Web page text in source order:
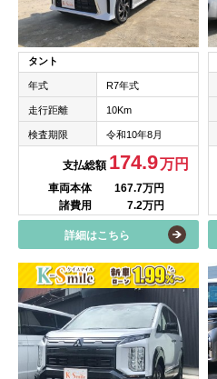
タント
年式 R7年式
走行距離 10Km
検査期限 令和10年8月
支払総額 174.9万円
車両本体
167.7万円
諸費用
7.2万円
詳細はこちら